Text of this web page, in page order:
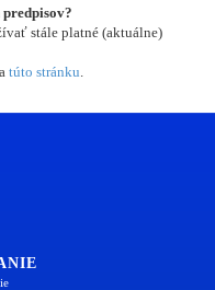
stále platné (aktuálne)
túto stránku